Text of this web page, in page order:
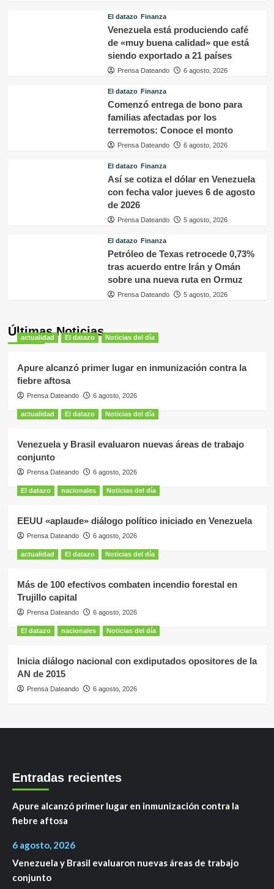
El datazo Finanza
Venezuela está produciendo café
de «muy buena calidad» que está
siendo exportado a 21 países
Prensa Dateando 6 agosto, 2026
El datazo Finanza
Comenzó entrega de bono para
familias afectadas por los
terremotos: Conoce el monto
Prensa Dateando 6 agosto, 2026
El datazo Finanza
Así se cotiza el dólar en Venezuela
con fecha valor jueves 6 de agosto
de 2026
Prensa Dateando 5 agosto, 2026
El datazo Finanza
Petróleo de Texas retrocede 0,73%
tras acuerdo entre Irán y Omán
sobre una nueva ruta en Ormuz
Prensa Dateando 5 agosto, 2026
Últimas Noticias
actualidad El datazo Noticias del día
Apure alcanzó primer lugar en inmunización contra la
fiebre aftosa
Prensa Dateando 6 agosto, 2026
actualidad El datazo Noticias del día
Venezuela y Brasil evaluaron nuevas áreas de trabajo
conjunto
Prensa Dateando 6 agosto, 2026
El datazo nacionales Noticias del día
EEUU «aplaude» diálogo político iniciado en Venezuela
Prensa Dateando 6 agosto, 2026
actualidad El datazo Noticias del día
Más de 100 efectivos combaten incendio forestal en
Trujillo capital
Prensa Dateando 6 agosto, 2026
El datazo nacionales Noticias del día
Inicia diálogo nacional con exdiputados opositores de la
AN de 2015
Prensa Dateando 6 agosto, 2026
Entradas recientes
Apure alcanzó primer lugar en inmunización contra la
fiebre aftosa
6 agosto, 2026
Venezuela y Brasil evaluaron nuevas áreas de trabajo
conjunto